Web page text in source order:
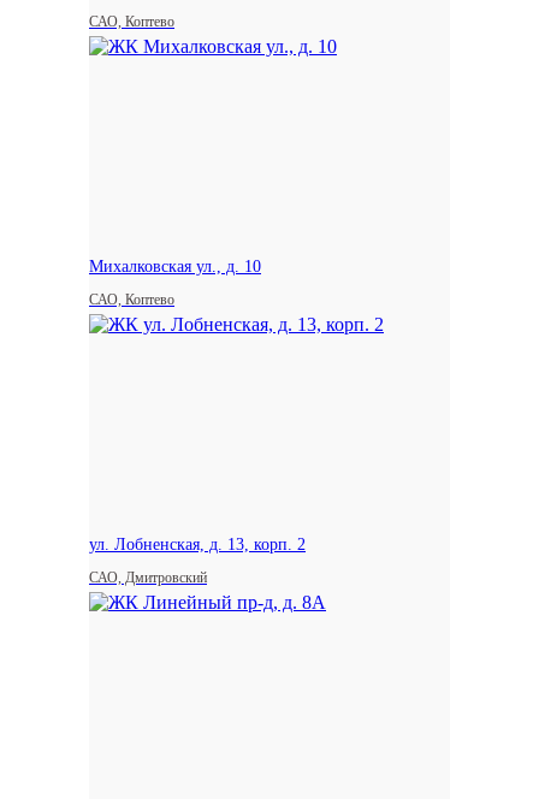
САО, Коптево
Михалковская ул., д. 10
САО, Коптево
ул. Лобненская, д. 13, корп. 2
САО, Дмитровский